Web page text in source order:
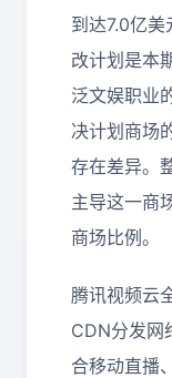
到达7.0亿
改计划是本
泛文娱职业
决计划商场
存在差异。
主导这一商
商场比例。
腾讯视频云
CDN分发网
合移动直播